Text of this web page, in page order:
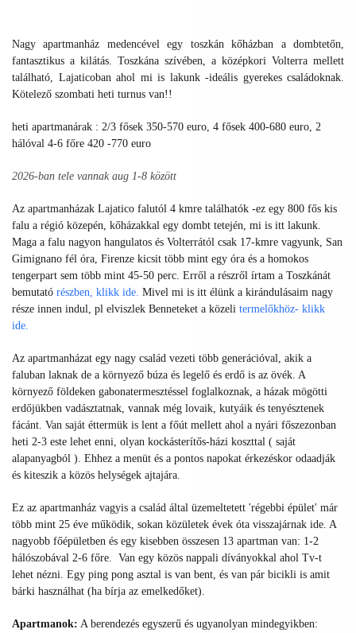
Nagy apartmanház medencével egy toszkán kőházban a dombtetőn,
fantasztikus a kilátás. Toszkána szívében, a középkori Volterra mellett
található, Lajaticoban ahol mi is lakunk -ideális gyerekes családoknak.
Kötelező szombati heti turnus van!!
heti apartmanárak : 2/3 fősek 350-570 euro, 4 fősek 400-680 euro, 2
hálóval 4-6 főre 420 -770 euro
2026-ban tele vannak aug 1-8 között
Az apartmanházak Lajatico falutól 4 kmre találhatók -ez egy 800 fős kis
falu a régió közepén, kőházakkal egy dombt tetején, mi is itt lakunk.
Maga a falu nagyon hangulatos és Volterrától csak 17-kmre vagyunk, San
Gimignano fél óra, Firenze kicsit több mint egy óra és a homokos
tengerpart sem több mint 45-50 perc. Erről a részről írtam a Toszkánát
bemutató részben, klikk ide Mivel mi is itt élünk a kirándulásaim nagy
része innen indul, pl elviszlek Benneteket a közeli termelőkhöz- klikk
ide.
Az apartmanházat egy nagy család vezeti több generációval, akik a
faluban laknak de a környező búza és legelő és erdő is az övék. A
környező földeken gabonatermesztéssel foglalkoznak, a házak mögötti
erdőjükben vadásztatnak, vannak még lovaik, kutyáik és tenyésztenek
fácánt. Van saját éttermük is lent a főút mellett ahol a nyári főszezonban
heti 2-3 este lehet enni, olyan kockásterítős-házi koszttal ( saját
alapanyagból ). Ehhez a menüt és a pontos napokat érkezéskor odaadják
és kiteszik a közös helységek ajtajára.
Ez az apartmanház vagyis a család által üzemeltetett 'régebbi épület' már
több mint 25 éve működik, sokan közületek évek óta visszajárnak ide. A
nagyobb főépületben és egy kisebben összesen 13 apartman van: 1-2
hálószobával 2-6 főre. Van egy közös nappali díványokkal ahol Tv-t
lehet nézni. Egy ping pong asztal is van bent, és van pár bicikli is amit
bárki használhat (ha bírja az emelkedőket).
Apartmanok: A berendezés egyszerű és ugyanolyan mindegyikben: